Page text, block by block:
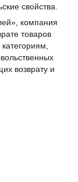
свойства.
компания
товаров
возврату и